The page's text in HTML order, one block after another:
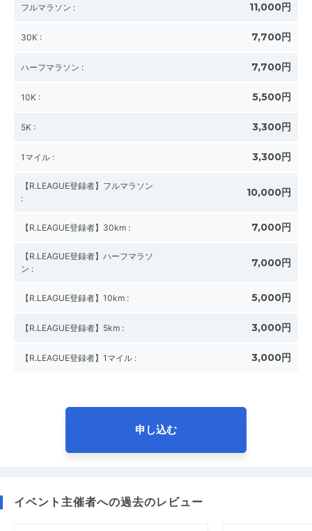
フルマラソン : 11,000円
30K : 7,700円
ハーフマラソン : 7,700円
10K : 5,500円
5K : 3,300円
1マイル : 3,300円
【R.LEAGUE登録者】フルマラソン
:
10,000円
【R.LEAGUE登録者】30km : 7,000円
【R.LEAGUE登録者】ハーフマラソ
ン : 7,000円
【R.LEAGUE登録者】10km : 5,000円
【R.LEAGUE登録者】5km : 3,000円
【R.LEAGUE登録者】1マイル : 3,000円
申し込む
イベント主催者への過去のレビュー